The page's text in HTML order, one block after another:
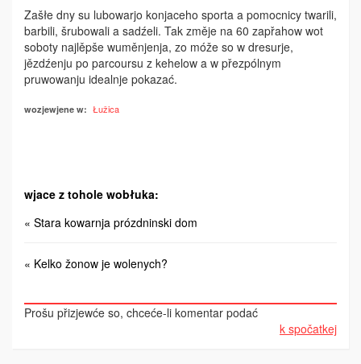
Zašłe dny su lubowarjo konjaceho sporta a pomocnicy twarili,
barbili, šrubowali a sadźeli. Tak změje na 60 zapřahow wot
soboty najlěpše wuměnjenja, zo móže so w dresurje,
jězdźenju po parcoursu z kehelow a w přezpólnym
pruwowanju idealnje pokazać.
wozjewjene w: Łužica
wjace z tohole wobłuka:
« Stara kowarnja prózdninski dom
« Kelko žonow je wolenych?
Prošu přizjewće so, chceće-li komentar podać
k spočatkej